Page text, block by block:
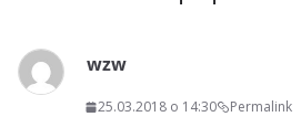
wzw
25.03.2018 o 14:30 Permalink